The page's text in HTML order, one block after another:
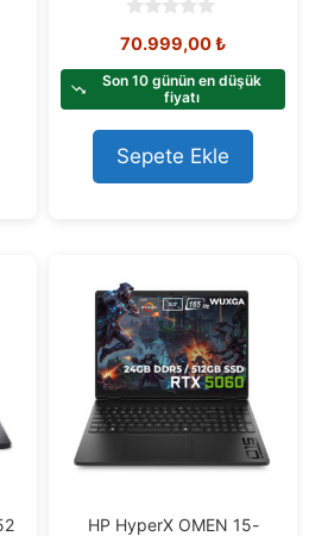
o
t
f
5
70.999,00₺
Son 10 günün en düşük
fiyatı
Sepete Ekle
HP HyperX OMEN 15-